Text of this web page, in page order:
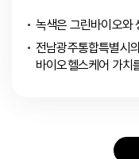
녹색은 그린바이오와
전남광주통합특별시
바이오헬스케어 가치